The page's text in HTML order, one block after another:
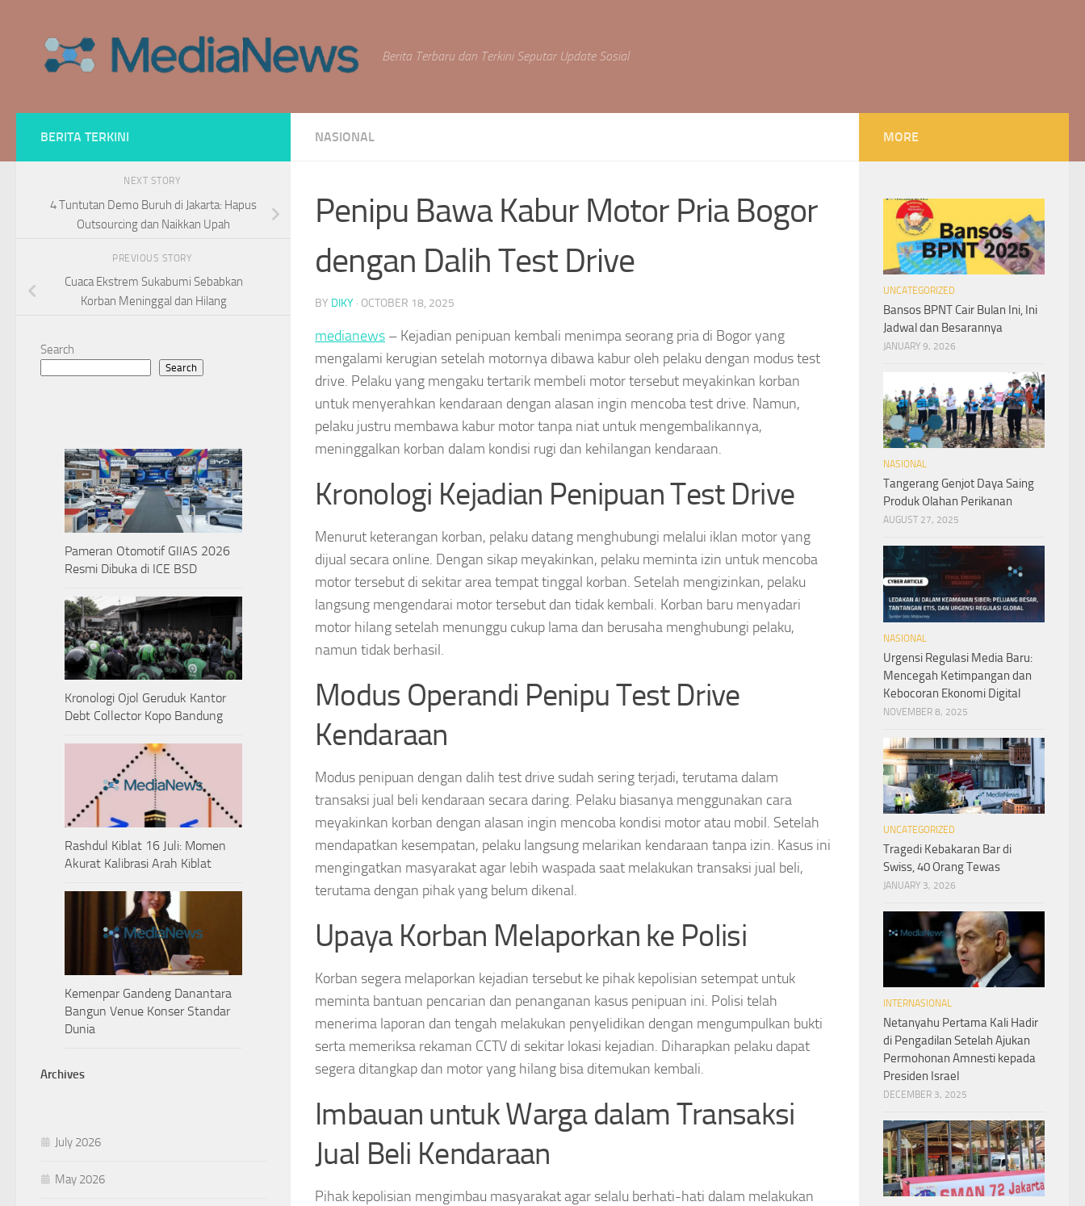
Berita Terbaru dan Terkini Seputar Update Sosial
NASIONAL
Penipu Bawa Kabur Motor Pria Bogor
dengan Dalih Test Drive
BY DIKY · OCTOBER 18, 2025
medianews – Kejadian penipuan kembali menimpa seorang pria di Bogor yang
mengalami kerugian setelah motornya dibawa kabur oleh pelaku dengan modus test
drive. Pelaku yang mengaku tertarik membeli motor tersebut meyakinkan korban
untuk menyerahkan kendaraan dengan alasan ingin mencoba test drive. Namun,
pelaku justru membawa kabur motor tanpa niat untuk mengembalikannya,
meninggalkan korban dalam kondisi rugi dan kehilangan kendaraan.
Kronologi Kejadian Penipuan Test Drive
Menurut keterangan korban, pelaku datang menghubungi melalui iklan motor yang
dijual secara online. Dengan sikap meyakinkan, pelaku meminta izin untuk mencoba
motor tersebut di sekitar area tempat tinggal korban. Setelah mengizinkan, pelaku
langsung mengendarai motor tersebut dan tidak kembali. Korban baru menyadari
motor hilang setelah menunggu cukup lama dan berusaha menghubungi pelaku,
namun tidak berhasil.
Modus Operandi Penipu Test Drive
Kendaraan
Modus penipuan dengan dalih test drive sudah sering terjadi, terutama dalam
transaksi jual beli kendaraan secara daring. Pelaku biasanya menggunakan cara
meyakinkan korban dengan alasan ingin mencoba kondisi motor atau mobil. Setelah
mendapatkan kesempatan, pelaku langsung melarikan kendaraan tanpa izin. Kasus ini
mengingatkan masyarakat agar lebih waspada saat melakukan transaksi jual beli,
terutama dengan pihak yang belum dikenal.
Upaya Korban Melaporkan ke Polisi
Korban segera melaporkan kejadian tersebut ke pihak kepolisian setempat untuk
meminta bantuan pencarian dan penanganan kasus penipuan ini. Polisi telah
menerima laporan dan tengah melakukan penyelidikan dengan mengumpulkan bukti
serta memeriksa rekaman CCTV di sekitar lokasi kejadian. Diharapkan pelaku dapat
segera ditangkap dan motor yang hilang bisa ditemukan kembali.
Imbauan untuk Warga dalam Transaksi
Jual Beli Kendaraan
Pihak kepolisian mengimbau masyarakat agar selalu berhati-hati dalam melakukan
BERITA TERKINI
NEXT STORY
4 Tuntutan Demo Buruh di Jakarta: Hapus
Outsourcing dan Naikkan Upah
PREVIOUS STORY
Cuaca Ekstrem Sukabumi Sebabkan
Korban Meninggal dan Hilang
Search
Search
Pameran Otomotif GIIAS 2026
Resmi Dibuka di ICE BSD
Kronologi Ojol Geruduk Kantor
Debt Collector Kopo Bandung
Rashdul Kiblat 16 Juli: Momen
Akurat Kalibrasi Arah Kiblat
Kemenpar Gandeng Danantara
Bangun Venue Konser Standar
Dunia
Archives
July 2026
May 2026
MORE
UNCATEGORIZED
Bansos BPNT Cair Bulan Ini, Ini
Jadwal dan Besarannya
JANUARY 9, 2026
NASIONAL
Tangerang Genjot Daya Saing
Produk Olahan Perikanan
AUGUST 27, 2025
NASIONAL
Urgensi Regulasi Media Baru:
Mencegah Ketimpangan dan
Kebocoran Ekonomi Digital
NOVEMBER 8, 2025
UNCATEGORIZED
Tragedi Kebakaran Bar di
Swiss, 40 Orang Tewas
JANUARY 3, 2026
INTERNASIONAL
Netanyahu Pertama Kali Hadir
di Pengadilan Setelah Ajukan
Permohonan Amnesti kepada
Presiden Israel
DECEMBER 3, 2025